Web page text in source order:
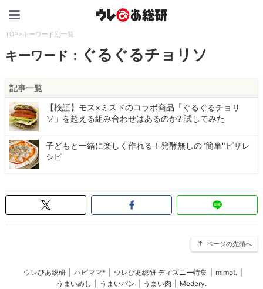
TOP>キーワード別一覧
キーワード： ぐるぐるチョリソ
記事一覧
【検証】モス×ミスドのコラボ商品「ぐるぐるチョリ
ソ」を超える組み合わせはあるのか? 試してみた
子どもと一緒に楽しく作れる！発酵無しの"簡単"ピザレ
シピ
ページの先頭へ
ウレぴあ総研 ハピママ* ウレぴあ総研 ディズニー特集 mimot.
うまいめし
うまいパン うまい肉 Medery.